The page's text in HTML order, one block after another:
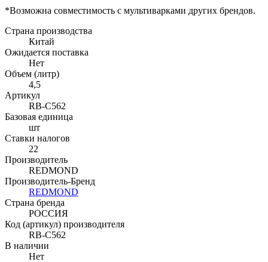
*Возможна совместимость с мультиварками других брендов.
Страна производства
Китай
Ожидается поставка
Нет
Объем (литр)
4,5
Артикул
RB-C562
Базовая единица
шт
Ставки налогов
22
Производитель
REDMOND
Производитель-Бренд
REDMOND
Страна бренда
РОССИЯ
Код (артикул) производителя
RB-C562
В наличии
Нет